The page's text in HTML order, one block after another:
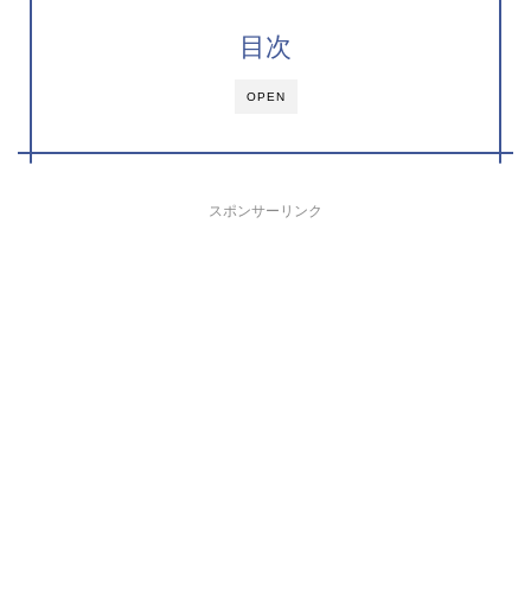
OPEN
目次
スポンサーリンク